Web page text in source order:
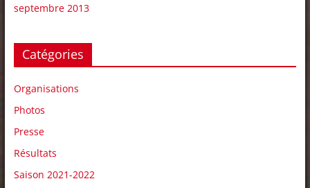
septembre 2013
Catégories
Organisations
Photos
Presse
Résultats
Saison 2021-2022